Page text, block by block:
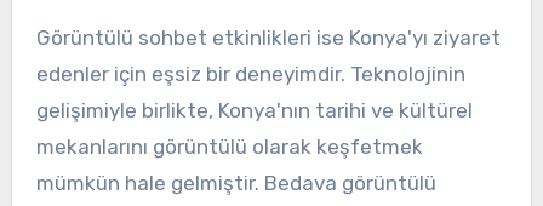
Görüntülü sohbet etkinlikleri ise Konya'yı ziyaret
edenler için eşsiz bir deneyimdir. Teknolojinin
gelişimiyle birlikte, Konya'nın tarihi ve kültürel
mekanlarını görüntülü olarak keşfetmek
mümkün hale gelmiştir. Bedava görüntülü